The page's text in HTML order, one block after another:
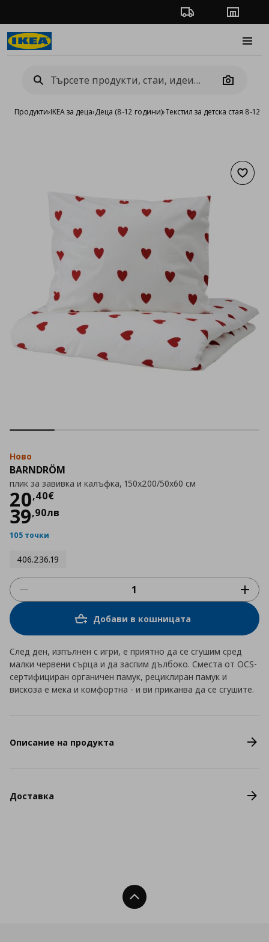
Проследяване на
Camera
Продукти›IKEA за деца›Деца (8-12 години)›Текстил за детска стая 8-12
Ново
BARNDRÖM
плик за завивка и калъфка, 150x200/50x60 см
20,40€
Цена
39,90лв
105 точки
406.236.19
Добави в кошницата
След ден, изпълнен с игри, е приятно да се сгушим сред
малки червени сърца и да заспим дълбоко. Сместа от OCS-
сертифициран органичен памук, рециклиран памук и
вискоза е мека и комфортна - и ви приканва да се сгушите.
Описание на продукта
Доставка
Нагоре